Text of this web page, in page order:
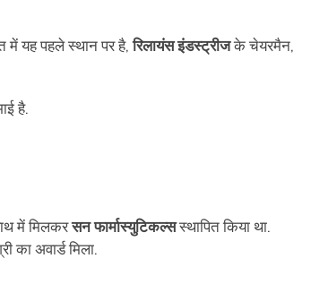
में यह पहले स्थान पर है,रिलायंस इंडस्ट्रीजके चेयरमैन,
है.
में मिलकरसन फार्मास्युटिकल्सस्थापित किया था.
का अवार्ड मिला.